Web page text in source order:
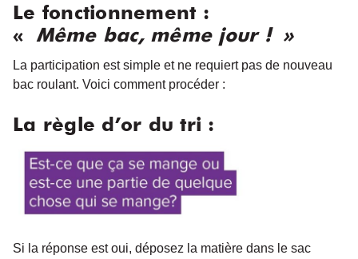
Le fonctionnement :
« Même bac, même jour ! »
La participation est simple et ne requiert pas de nouveau
bac roulant. Voici comment procéder :
La règle d’or du tri :
Si la réponse est oui, déposez la matière dans le sac